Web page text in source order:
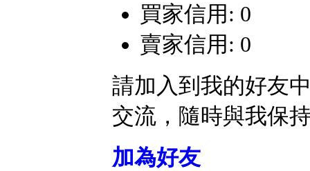
買家信用: 0
賣家信用: 0
請加入到我的好友
交流，隨時與我保
加為好友